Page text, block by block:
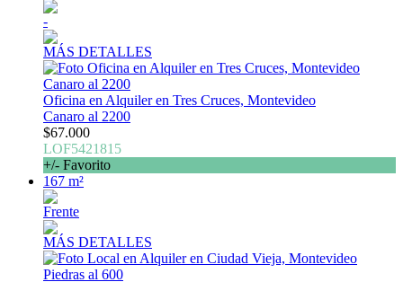
-
MÁS DETALLES
Oficina en Alquiler en Tres Cruces, Montevideo
Canaro al 2200
$67.000
LOF5421815
+/- Favorito
167 m²
Frente
MÁS DETALLES